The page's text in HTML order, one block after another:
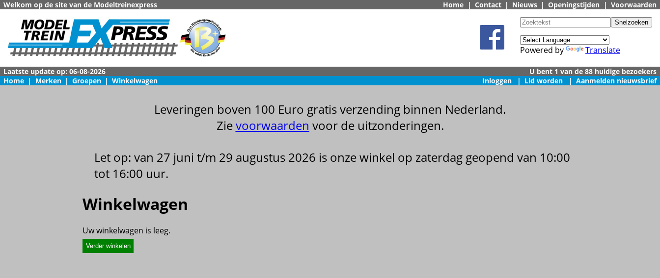
Welkom op de site van de Modeltreinexpress Home | Contact | Nieuws | Openingstijden | Voorwaarden
Powered by Translate
Laatste update op: 06-08-2026
U bent 1 van de 88 huidige bezoekers
Home | Merken | Groepen | Winkelwagen Inloggen | Lid worden | Aanmelden nieuwsbrief
Leveringen boven 100 Euro gratis verzending binnen Nederland.
Zievoorwaarden voor de uitzonderingen.
Let op: van 27 juni t/m 29 augustus 2026 is onze winkel op zaterdag geopend van 10:00
tot 16:00 uur.
Winkelwagen
Uw winkelwagen is leeg.